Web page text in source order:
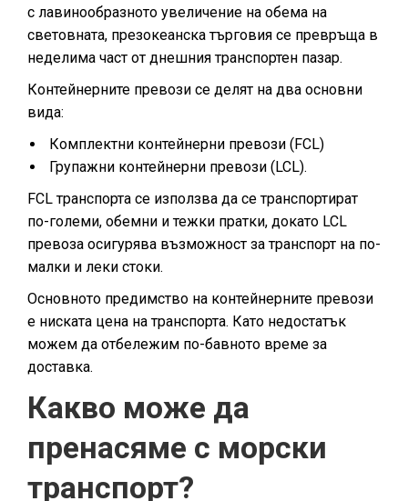
с лавинообразното увеличение на обема на
световната, презокеанска търговия се превръща в
неделима част от днешния транспортен пазар.
Контейнерните превози се делят на два основни
вида:
Комплектни контейнерни превози (FCL)
Групажни контейнерни превози (LCL).
FCL транспорта се използва да се транспортират
по-големи, обемни и тежки пратки, докато LCL
превоза осигурява възможност за транспорт на по-
малки и леки стоки.
Основното предимство на контейнерните превози
е ниската цена на транспорта. Като недостатък
можем да отбележим по-бавното време за
доставка.
Какво може да
пренасяме с морски
транспорт?